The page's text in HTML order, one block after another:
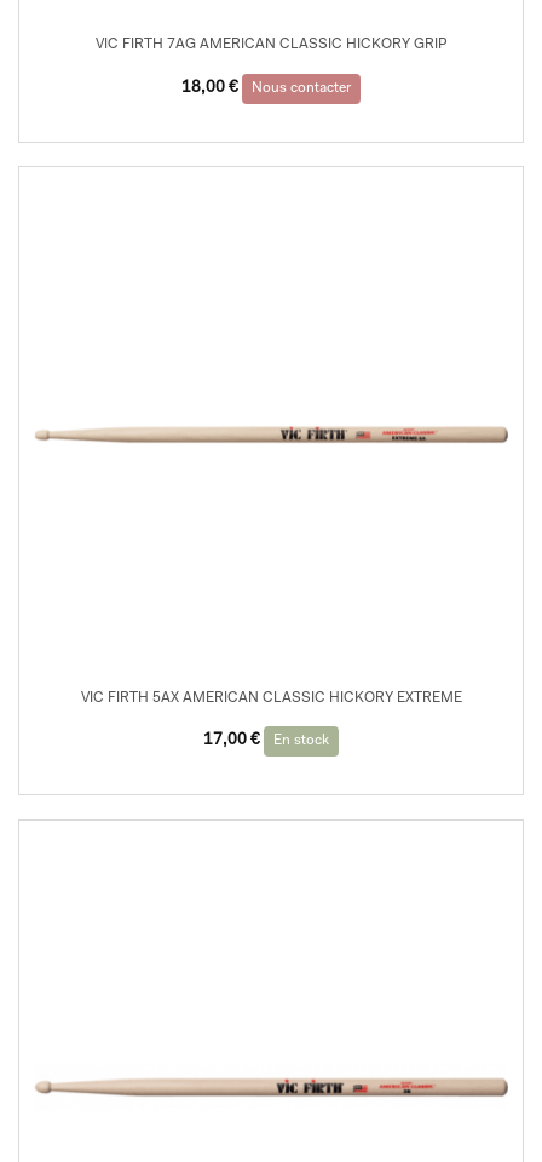
VIC FIRTH 7AG AMERICAN CLASSIC HICKORY GRIP
18,00 € Nous contacter
VIC FIRTH 5AX AMERICAN CLASSIC HICKORY EXTREME
17,00 € En stock